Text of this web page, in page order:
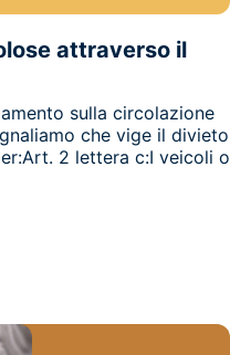
attraverso il
sulla circolazione
che vige il divieto
2 lettera c:I veicoli o